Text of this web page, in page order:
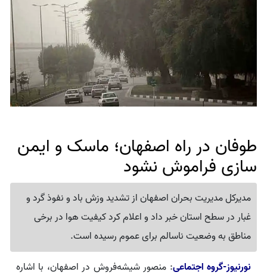
طوفان در راه اصفهان؛ ماسک و ایمن
سازی فراموش نشود
مدیرکل مدیریت بحران اصفهان از تشدید وزش باد و نفوذ گرد و
غبار در سطح استان خبر داد و اعلام کرد کیفیت هوا در برخی
مناطق به وضعیت ناسالم برای عموم رسیده است.
نورنیوز-گروه اجتماعی: منصور شیشه‌فروش در اصفهان، با اشاره